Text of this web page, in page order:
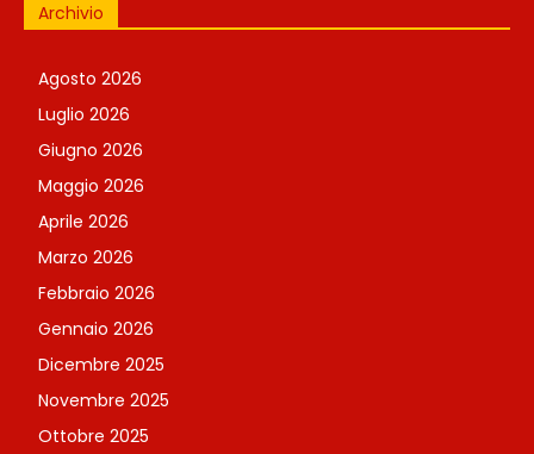
Archivio
Agosto 2026
Luglio 2026
Giugno 2026
Maggio 2026
Aprile 2026
Marzo 2026
Febbraio 2026
Gennaio 2026
Dicembre 2025
Novembre 2025
Ottobre 2025